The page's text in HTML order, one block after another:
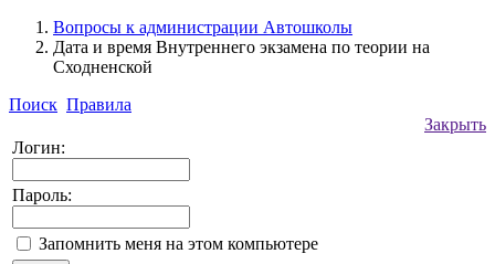
Вопросы к администрации Автошколы
Дата и время Внутреннего экзамена по теории на
Сходненской
Поиск Правила
Закрыть
Логин:
Пароль:
Запомнить меня на этом компьютере